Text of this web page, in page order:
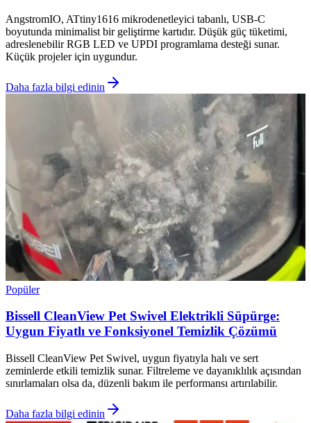
AngstromIO, ATtiny1616 mikrodenetleyici tabanlı, USB-C
boyutunda minimalist bir geliştirme kartıdır. Düşük güç tüketimi,
adreslenebilir RGB LED ve UPDI programlama desteği sunar.
Küçük projeler için uygundur.
Daha fazla bilgi edinin
Popüler
Bissell CleanView Pet Swivel Elektrikli Süpürge:
Uygun Fiyatlı ve Fonksiyonel Temizlik Çözümü
Bissell CleanView Pet Swivel, uygun fiyatıyla halı ve sert
zeminlerde etkili temizlik sunar. Filtreleme ve dayanıklılık açısından
sınırlamaları olsa da, düzenli bakım ile performansı artırılabilir.
Daha fazla bilgi edinin